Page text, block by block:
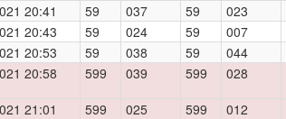
20:41 59 037 59 023
20:43 59 024 59 007
20:53 59 038 59 044
20:58 599 039 599 028
21:01 599 025 599 012